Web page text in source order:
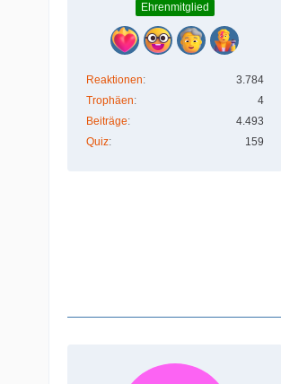
Ehrenmitglied
Reaktionen
3.784
Trophäen
4
Beiträge
4.493
Quiz
159